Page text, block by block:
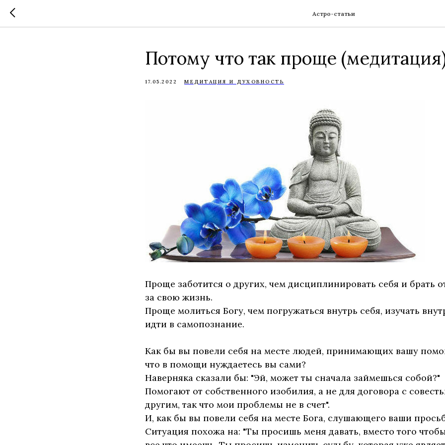
Астро-статьи
Потому что так проще
17.05.2022 МЕДИТАЦИЯ И ДУХОВНОСТЬ
Проще заботится о других, чем дисциплинировать себя и брать
за свою жизнь.
Проще молиться Богу, чем погружаться внутрь себя, изучать
идти в самопознание.
Как бы вы повели себя на месте людей, принимающих вашу
что в помощи нуждаетесь вы сами?
Наверняка сказали бы: "Эй, может ты сначала займешься собой?"
Помогают от собственного изобилия, а не для договора с
другим, так что мои проблемы не в счет".
И, как бы вы повели себя на месте Бога, слушающего ваши
Ситуация похожа на: "Ты просишь меня давать, вместо того